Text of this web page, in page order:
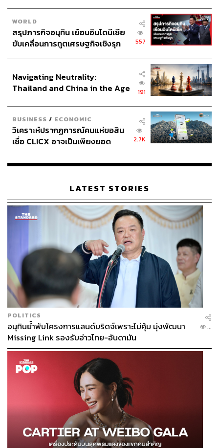
WORLD
สรุปภารกิจอนุทิน เยือนอินโดนีเซีย
ขับเคลื่อนการทูตเศรษฐกิจเชิงรุก
557
Navigating Neutrality:
Thailand and China in the Age
191
BUSINESS / ECONOMIC
วิเคราะห์ปรากฏการณ์คนแห่ขอสิน
เชื่อ CLICX อาจเป็นเพียงยอด
เรือนไทยที่ถูกซุกไว้
2.7K
LATEST STORIES
POLITICS
อนุทินย้ำพับโครงการแลนด์บริดจ์เพราะไม่คุ้ม มุ่งพัฒนา
Missing Link รองรับอ่าวไทย-อันดามัน
...